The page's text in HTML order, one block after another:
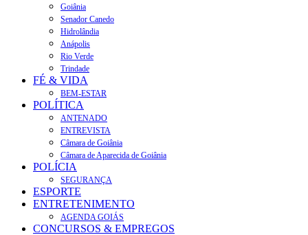
Goiânia
Senador Canedo
Hidrolândia
Anápolis
Rio Verde
Trindade
FÉ & VIDA
BEM-ESTAR
POLÍTICA
ANTENADO
ENTREVISTA
Câmara de Goiânia
Câmara de Aparecida de Goiânia
POLÍCIA
SEGURANÇA
ESPORTE
ENTRETENIMENTO
AGENDA GOIÁS
CONCURSOS & EMPREGOS